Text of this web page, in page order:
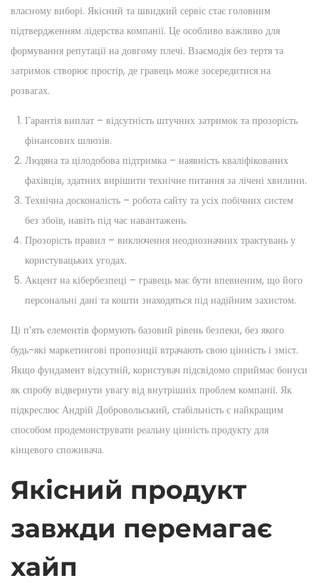
власному виборі. Якісний та швидкий сервіс стає головним
підтвердженням лідерства компанії. Це особливо важливо для
формування репутації на довгому плечі. Взаємодія без тертя та
затримок створює простір, де гравець може зосередитися на
розвагах.
Гарантія виплат – відсутність штучних затримок та прозорість
фінансових шлюзів.
Людяна та цілодобова підтримка – наявність кваліфікованих
фахівців, здатних вирішити технічне питання за лічені хвилини.
Технічна досконалість – робота сайту та усіх побічних систем
без збоїв, навіть під час навантажень.
Прозорість правил – виключення неоднозначних трактувань у
користувацьких угодах.
Акцент на кібербезпеці – гравець має бути впевненим, що його
персональні дані та кошти знаходяться під надійним захистом.
Ці п’ять елементів формують базовий рівень безпеки, без якого
будь-які маркетингові пропозиції втрачають свою цінність і зміст.
Якщо фундамент відсутній, користувач підсвідомо сприймає бонуси
як спробу відвернути увагу від внутрішніх проблем компанії. Як
підкреслює Андрій Добровольський, стабільність є найкращим
способом продемонструвати реальну цінність продукту для
кінцевого споживача.
Якісний продукт
завжди перемагає
хайп